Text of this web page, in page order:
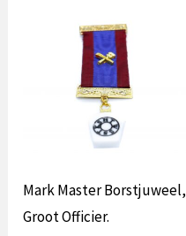
Mark Master Borstjuweel,
Groot Officier.